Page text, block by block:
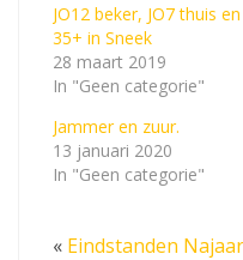
JO12 beker, JO7 thuis en
35+ in Sneek
28 maart 2019
In "Geen categorie"
Jammer en zuur.
13 januari 2020
In "Geen categorie"
« Eindstanden